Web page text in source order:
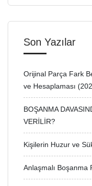
Son Yazılar
Orijinal Parça Fark
ve Hesaplaması
BOŞANMA
VERİLİR?
Kişilerin Huzur ve
Anlaşmalı Boşanma